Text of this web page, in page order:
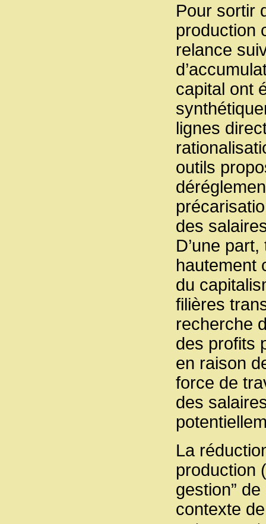
Pour sortir
production
relance
capital ont
lignes
outils
des
D’une
hautement
du
filières
recherche
des profits
en raison
force de
des
La
production
gestion”
contexte